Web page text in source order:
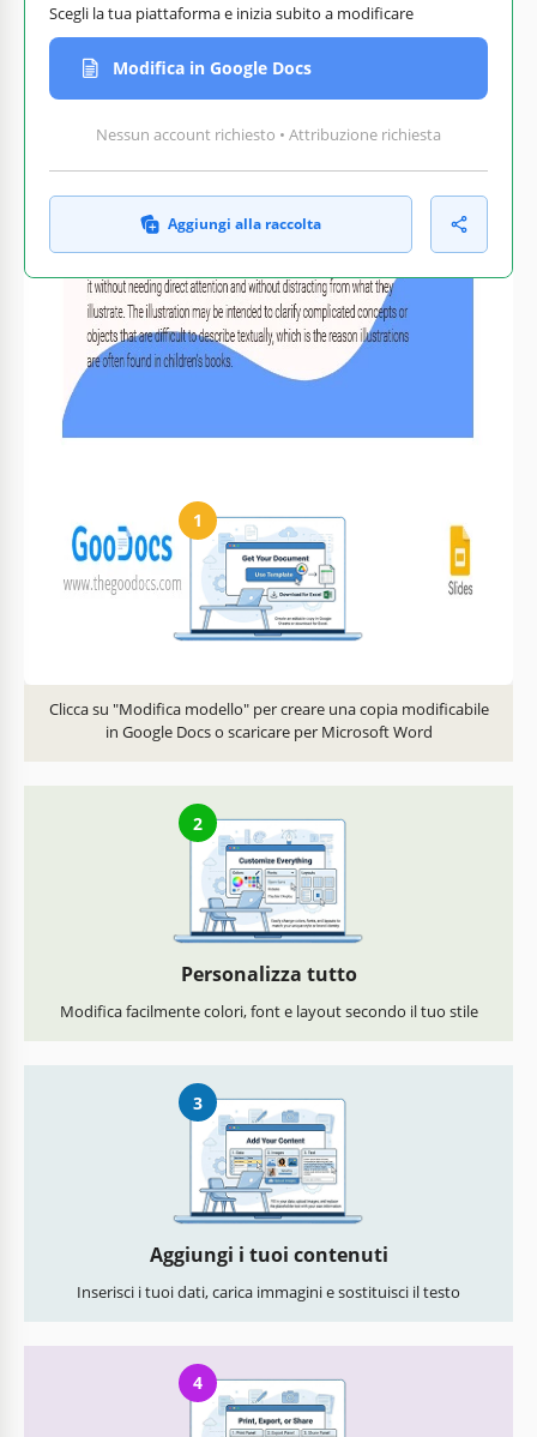
Scegli la tua piattaforma e inizia subito a modificare
Modifica in Google Docs
Nessun account richiesto • Attribuzione richiesta
Aggiungi alla raccolta
Personalizza testo,
immagini e colori
Pronto per la stampa a casa
1
Clicca su "Modifica modello" per creare una copia modificabile
in Google Docs o scaricare per Microsoft Word
2
Personalizza tutto
Modifica facilmente colori, font e layout secondo il tuo stile
3
Aggiungi i tuoi contenuti
Inserisci i tuoi dati, carica immagini e sostituisci il testo
4